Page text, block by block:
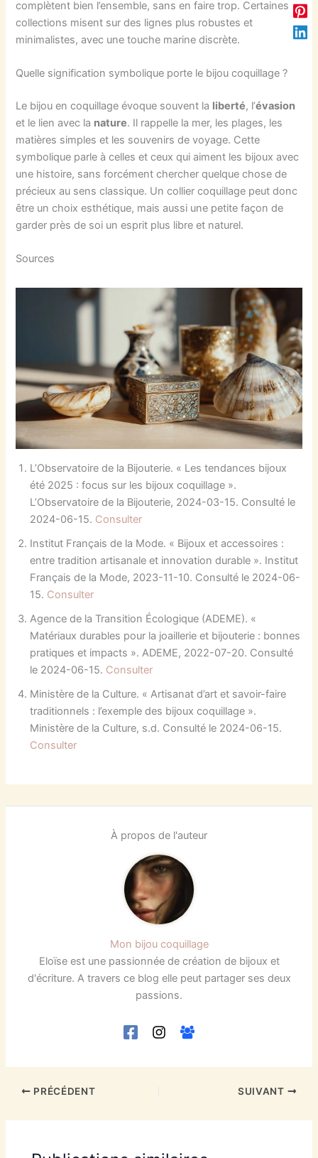
complètent bien l’ensemble, sans en faire trop. Certaines
collections misent sur des lignes plus robustes et
minimalistes, avec une touche marine discrète.
Quelle signification symbolique porte le bijou coquillage ?
Le bijou en coquillage évoque souvent la liberté, l’évasion
et le lien avec la nature. Il rappelle la mer, les plages, les
matières simples et les souvenirs de voyage. Cette
symbolique parle à celles et ceux qui aiment les bijoux avec
une histoire, sans forcément chercher quelque chose de
précieux au sens classique. Un collier coquillage peut donc
être un choix esthétique, mais aussi une petite façon de
garder près de soi un esprit plus libre et naturel.
Sources
L’Observatoire de la Bijouterie. « Les tendances bijoux
été 2025 : focus sur les bijoux coquillage ».
L’Observatoire de la Bijouterie, 2024-03-15. Consulté le
2024-06-15. Consulter
Institut Français de la Mode. « Bijoux et accessoires :
entre tradition artisanale et innovation durable ». Institut
Français de la Mode, 2023-11-10. Consulté le 2024-06-
15. Consulter
Agence de la Transition Écologique (ADEME). «
Matériaux durables pour la joaillerie et bijouterie : bonnes
pratiques et impacts ». ADEME, 2022-07-20. Consulté
le 2024-06-15. Consulter
Ministère de la Culture. « Artisanat d’art et savoir-faire
traditionnels : l’exemple des bijoux coquillage ».
Ministère de la Culture, s.d. Consulté le 2024-06-15.
Consulter
À propos de l'auteur
Mon bijou coquillage
Eloïse est une passionnée de création de bijoux et
d'écriture. A travers ce blog elle peut partager ses deux
passions.
PRÉCÉDENT SUIVANT